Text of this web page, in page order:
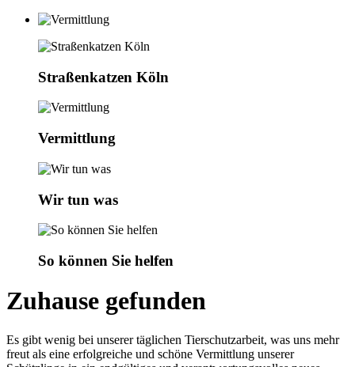
Straßenkatzen Köln
Vermittlung
Wir tun was
So können Sie helfen
Zuhause gefunden
Es gibt wenig bei unserer täglichen Tierschutzarbeit, was uns mehr
freut als eine erfolgreiche und schöne Vermittlung unserer